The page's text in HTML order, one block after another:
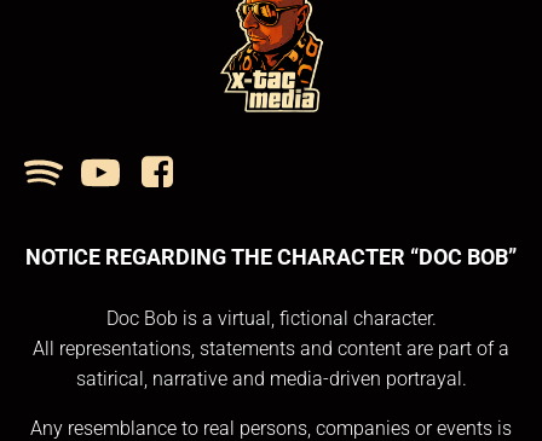
NOTICE REGARDING THE CHARACTER “DOC BOB”
Doc Bob is a virtual, fictional character.
All representations, statements and content are part of a
satirical, narrative and media-driven portrayal.
Any resemblance to real persons, companies or events is